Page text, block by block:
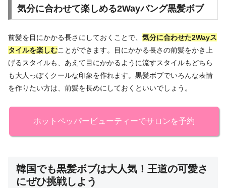
気分に合わせて楽しめる2Wayバング黒髪ボブ
前髪を目にかかる長さにしておくことで、 気分に合わせた2Wayス
タイルを楽しむことができます。目にかかる長さの前髪をかき上
げるスタイルも、あえて目にかかるように流すスタイルもどちら
も大人っぽくクールな印象を作れます。黒髪ボブでいろんな表情
を作りたい方は、前髪を長めにしておくといいでしょう。
ホットペッパービューティーでサロンを予約
韓国でも黒髪ボブは大人気！王道の可愛さ
にぜひ挑戦しよう